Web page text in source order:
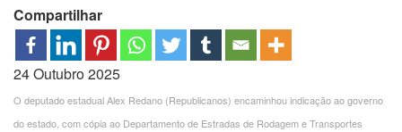
Compartilhar
24 Outubro 2025
O deputado estadual Alex Redano (Republicanos) encaminhou indicação ao governo
do estado, com cópia ao Departamento de Estradas de Rodagem e Transportes